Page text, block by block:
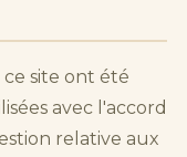
site ont été
avec l'accord
relative aux